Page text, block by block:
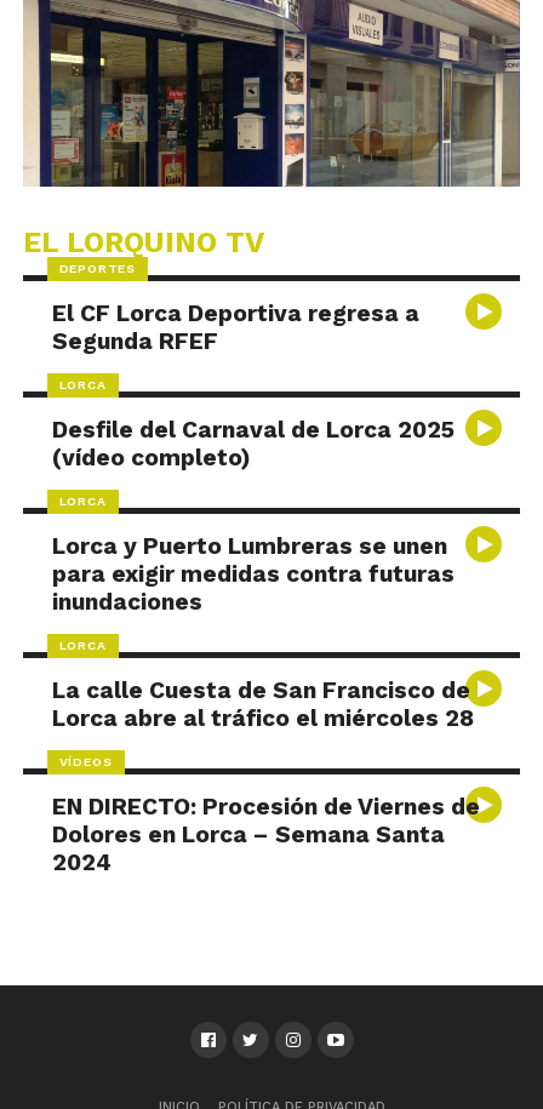
EL LORQUINO TV
DEPORTES
El CF Lorca Deportiva regresa a
Segunda RFEF
LORCA
Desfile del Carnaval de Lorca 2025
(vídeo completo)
LORCA
Lorca y Puerto Lumbreras se unen
para exigir medidas contra futuras
inundaciones
LORCA
La calle Cuesta de San Francisco de
Lorca abre al tráfico el miércoles 28
VÍDEOS
EN DIRECTO: Procesión de Viernes de
Dolores en Lorca – Semana Santa
2024